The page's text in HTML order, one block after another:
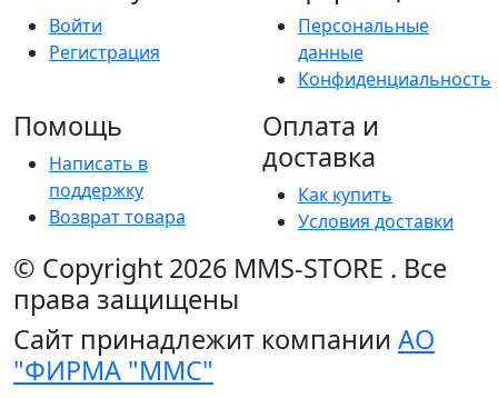
Войти
Регистрация
Персональные
данные
Конфиденциальность
Помощь
Написать в
поддержку
Возврат товара
Оплата и
доставка
Как купить
Условия доставки
© Copyright 2026 MMS-STORE . Все
права защищены
Сайт принадлежит компании АО
"ФИРМА "ММС"